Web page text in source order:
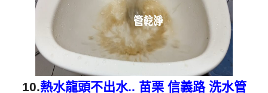
綠，如是藍色的水，是...
10.熱水龍頭不出水.. 苗栗 信義路 洗水管